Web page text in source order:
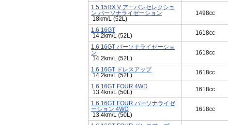
1.5 15RX V アーバンセレクショ
ン パーソナライゼーション
18km/L (52L)
1498cc
1.6 16GT
14.2km/L (52L)
1618cc
1.6 16GT パーソナライゼーショ
ン
14.2km/L (52L)
1618cc
1.6 16GT ドレスアップ
14.2km/L (52L)
1618cc
1.6 16GT FOUR 4WD
13.4km/L (50L)
1618cc
1.6 16GT FOUR パーソナライゼ
ーション 4WD
13.4km/L (50L)
1618cc